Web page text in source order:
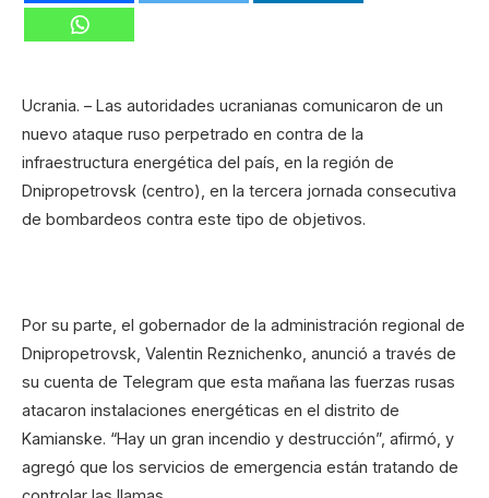
Ucrania. – Las autoridades ucranianas comunicaron de un
nuevo ataque ruso perpetrado en contra de la
infraestructura energética del país, en la región de
Dnipropetrovsk (centro), en la tercera jornada consecutiva
de bombardeos contra este tipo de objetivos.
Por su parte, el gobernador de la administración regional de
Dnipropetrovsk, Valentin Reznichenko, anunció a través de
su cuenta de Telegram que esta mañana las fuerzas rusas
atacaron instalaciones energéticas en el distrito de
Kamianske. “Hay un gran incendio y destrucción”, afirmó, y
agregó que los servicios de emergencia están tratando de